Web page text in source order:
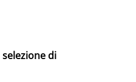
selezione di